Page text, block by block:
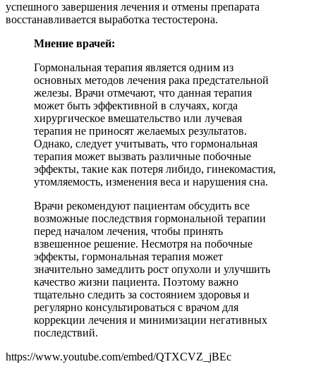
успешного завершения лечения и отмены препарата
восстанавливается выработка тестостерона.
Мнение врачей:
Гормональная терапия является одним из
основных методов лечения рака предстательной
железы. Врачи отмечают, что данная терапия
может быть эффективной в случаях, когда
хирургическое вмешательство или лучевая
терапия не приносят желаемых результатов.
Однако, следует учитывать, что гормональная
терапия может вызвать различные побочные
эффекты, такие как потеря либидо, гинекомастия,
утомляемость, изменения веса и нарушения сна.
Врачи рекомендуют пациентам обсудить все
возможные последствия гормональной терапии
перед началом лечения, чтобы принять
взвешенное решение. Несмотря на побочные
эффекты, гормональная терапия может
значительно замедлить рост опухоли и улучшить
качество жизни пациента. Поэтому важно
тщательно следить за состоянием здоровья и
регулярно консультироваться с врачом для
коррекции лечения и минимизации негативных
последствий.
https://www.youtube.com/embed/QTXCVZ_jBEc